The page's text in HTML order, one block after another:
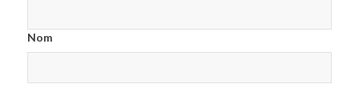
Nom